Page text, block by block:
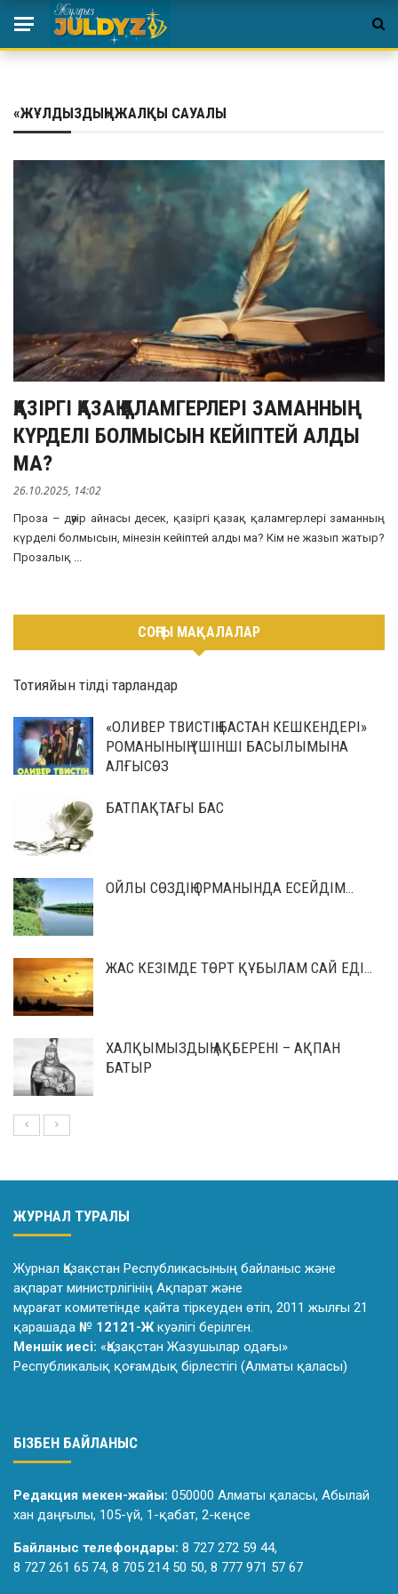
«ЖҰЛДЫЗДЫҢ» ЖАЛҚЫ САУАЛЫ
ҚАЗІРГІ ҚАЗАҚ ҚАЛАМГЕРЛЕРІ ЗАМАННЫҢ
КҮРДЕЛІ БОЛМЫСЫН КЕЙІПТЕЙ АЛДЫ
МА?
26.10.2025, 14:02
Проза – дәуір айнасы десек, қазіргі қазақ қаламгерлері заманның
күрделі болмысын, мінезін кейіптей алды ма? Кім не жазып жатыр?
Прозалық ...
СОҢҒЫ МАҚАЛАЛАР
Тотияйын тілді тарландар
«ОЛИВЕР ТВИСТІҢ БАСТАН КЕШКЕНДЕРІ»
РОМАНЫНЫҢ ҮШІНШІ БАСЫЛЫМЫНА
АЛҒЫСӨЗ
БАТПАҚТАҒЫ БАС
ОЙЛЫ СӨЗДІҢ ОРМАНЫНДА ЕСЕЙДІМ…
ЖАС КЕЗІМДЕ ТӨРТ ҚҰБЫЛАМ САЙ ЕДІ…
ХАЛҚЫМЫЗДЫҢ АҚБЕРЕНІ – АҚПАН
БАТЫР
ЖУРНАЛ ТУРАЛЫ
Журнал Қазақстан Республикасының байланыс және
ақпарат министрлiгiнiң Ақпарат және
мұрағат комитетiнде қайта тiркеуден өтiп, 2011 жылғы 21
қарашада № 12121-Жкуәлiгi берiлген.
Меншік иесі: «Қазақстан Жазушылар одағы»
Республикалық қоғамдық бірлестігі (Алматы қаласы)
БІЗБЕН БАЙЛАНЫС
Редакция мекен-жайы: 050000 Алматы қаласы, Абылай
хан даңғылы, 105-үй, 1-қабат, 2-кеңсе
Байланыс телефондары: 8 727 272 59 44,
8 727 261 65 74, 8 705 214 50 50, 8 777 971 57 67